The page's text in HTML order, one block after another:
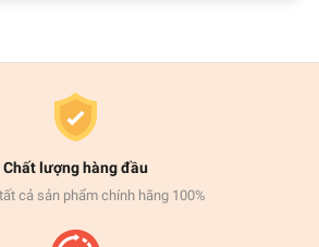
Chất lượng hàng đầu
cả sản phẩm chính hãng 100%